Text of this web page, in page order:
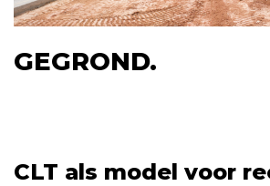
GEGROND.
CLT als model voor